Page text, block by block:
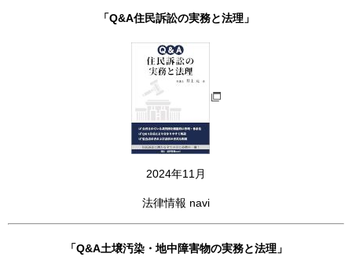
「Q&A住民訴訟の実務と法理」
2024年11月
法律情報 navi
「Q&A土壌汚染・地中障害物の実務と法理」